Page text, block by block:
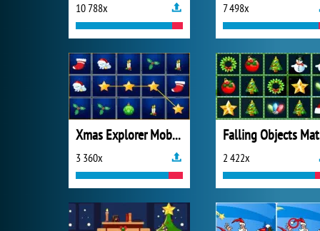
10 788x 7 498x
Xmas Explorer Mobile
3 360x 2 422x